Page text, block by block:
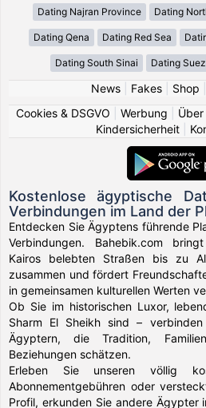
Dating Najran Province Dating
Dating Qena Dating Red Sea
Dating South Sinai Dating Suez
News| Fakes| Shop
Cookies & DSGVO
Werbung
Kindersicherheit
Kostenlose ägyptische
Verbindungen im Land der
Entdecken Sie Ägyptens führende
Verbindungen. Bahebik.com
Kairos belebten Straßen bis zu
zusammen und fördert
in gemeinsamen kulturellen Werten
Ob Sie im historischen Luxor,
Sharm El Sheikh sind –
Ägyptern, die Tradition,
Beziehungen schätzen.
Erleben Sie unseren völlig
Abonnementgebühren oder
Profil, erkunden Sie andere Ägypter